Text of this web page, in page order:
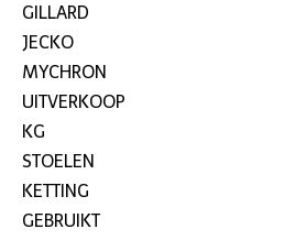
GILLARD
JECKO
MYCHRON
UITVERKOOP
KG
STOELEN
KETTING
GEBRUIKT